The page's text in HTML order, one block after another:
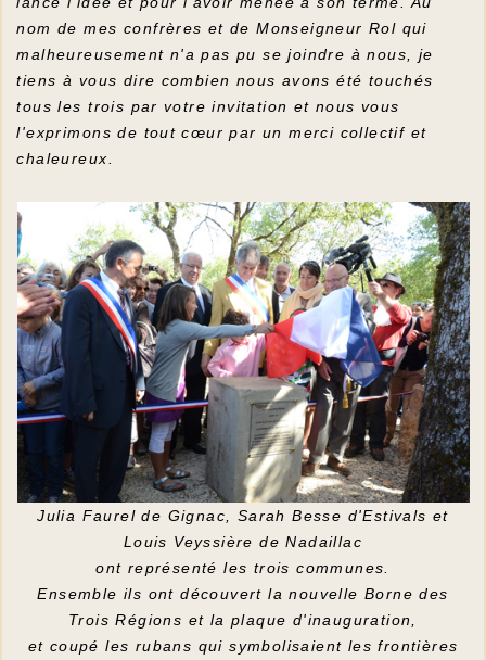
nom de mes confrères et de Monseigneur Rol qui
malheureusement n'a pas pu se joindre à nous, je
tiens à vous dire combien nous avons été touchés
tous les trois par votre invitation et nous vous
l'exprimons de tout cœur par un merci collectif et
chaleureux.
Julia Faurel de Gignac, Sarah Besse d'Estivals et
Louis Veyssière de Nadaillac
ont représenté les trois communes.
Ensemble ils ont découvert la nouvelle Borne des
Trois Régions et la plaque d'inauguration,
et coupé les rubans qui symbolisaient les frontières